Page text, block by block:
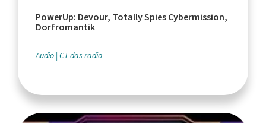
PowerUp: Devour, Totally Spies Cybermission,
Dorfromantik
Audio CT das radio